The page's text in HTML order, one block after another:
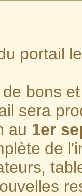
portail
bons
sera
au 1er
de